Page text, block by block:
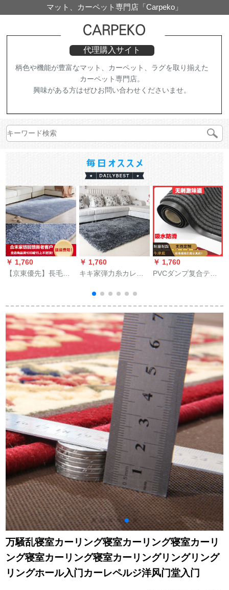
マット、カーペット専門店「Carpeko」
代理購入サイト
柄色や機能が豊富なマット、カーペット、ラグを取り揃えた
カーペット専門店。
興味がある方はぜひお問い合わせくださいませ。
￥ 1,760
【京東優先】長毛ジ
毛カザ満屋の寝室服
屋のショード、白出
窓黒の主衣ベト、銀
グリルの短毛2*3メト
ルの短毛2*3メトル
￥ 1,760
キキ家弾力糸カレー
厚手敷き込んだベク
レムシリズ家庭用弾
力糸-黒加白200*300
cm
￥ 1,760
PVCダンプ复合テス
ルルアレベルドカー
ドドッケスポーツス
ポーツスポーツスポ
ーツスポーツスポー
ツの输入の滑り止め
通路灰色巻：1.2メト
ル×15メトルトル
万騒乱寝室カーリング寝室カーリング寝室カーリ
ング寝室カーリング寝室カーリングリングリング
リングホール入门カーレペルジ洋风门堂入门